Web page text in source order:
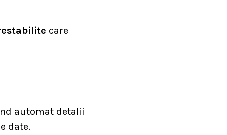
care
automat detalii
date.